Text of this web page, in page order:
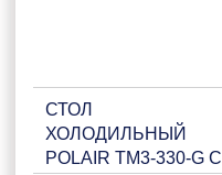
СТОЛ
ХОЛОДИЛЬНЫЙ
POLAIR TM3-330-G С